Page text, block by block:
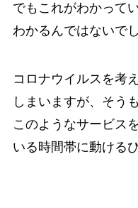
でもこれがわかって
わかるんではないで
コロナウイルスを考
しまいますが、そう
このようなサービス
いる時間帯に動ける